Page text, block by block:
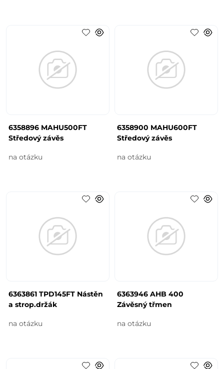
6358896 MAHU500FT
Středový závěs
na otázku
6358900 MAHU600FT
Středový závěs
na otázku
6363861 TPD145FT Nástěn
a strop.držák
na otázku
6363946 AHB 400
Závěsný třmen
na otázku